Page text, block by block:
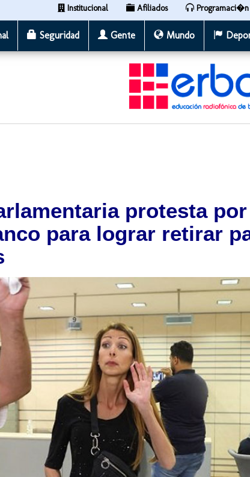
Institucional Afiliados Programaci�n
Seguridad Gente Mundo
protesta por
para lograr retirar